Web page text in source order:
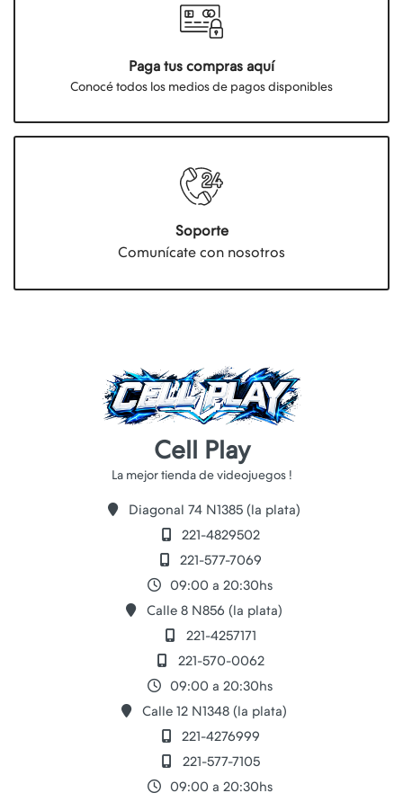
Paga tus compras aquí
Conocé todos los medios de pagos disponibles
Soporte
Comunícate con nosotros
Cell Play
Diagonal 74 N1385 (la plata)
221-4829502
221-577-7069
09:00 a 20:30hs
Calle 8 N856 (la plata)
221-4257171
221-570-0062
09:00 a 20:30hs
Calle 12 N1348 (la plata)
221-4276999
221-577-7105
09:00 a 20:30hs